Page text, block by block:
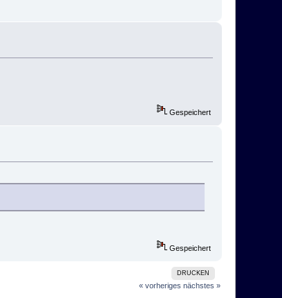
Gespeichert
Gespeichert
DRUCKEN
« vorheriges nächstes »